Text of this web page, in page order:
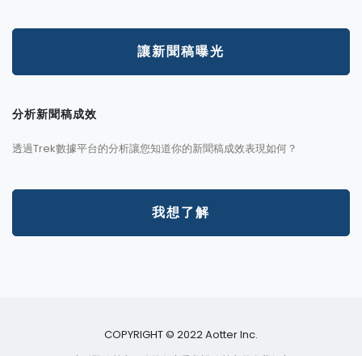
讓新聞稿曝光
分析新聞稿成效
透過Trek數據平台的分析讓您知道你的新聞稿成效表現如何？
我想了解
COPYRIGHT © 2022 Aotter Inc.